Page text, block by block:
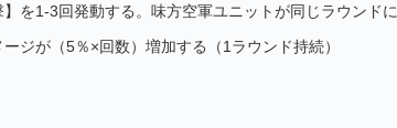
を1-3回発動する。味方空軍ユニットが同じラウンドに
ジが（5％×回数）増加する（1ラウンド持続）